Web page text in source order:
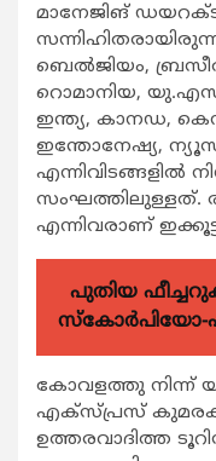
മാനേജിങ്
ബെല്‍ജിയം,
റൊമാനിയ,
ഇന്ത്യ, കാനഡ,
ഇന്തോനേഷ്യ,
എന്നിവിടങ്ങളില്‍
സംഘത്തിലുള്ളത്.
എന്നിവരാണ്
പുതിയ
കോവളത്തു നിന്ന്
എക്സ്പ്രസ്
ഉത്തരവാദിത്ത